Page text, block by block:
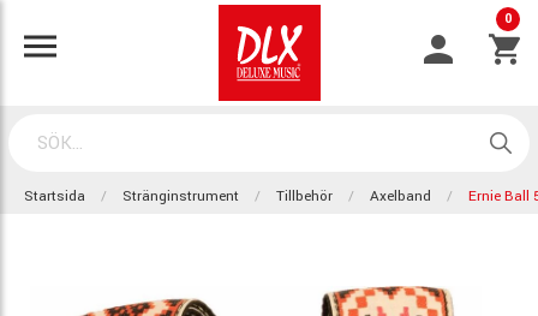
0
Startsida Stränginstrument Tillbehör Axelband Ernie Ball